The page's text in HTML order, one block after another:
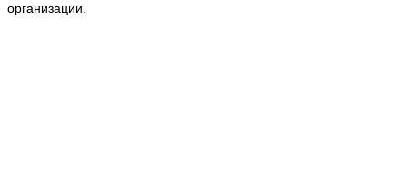
организации.